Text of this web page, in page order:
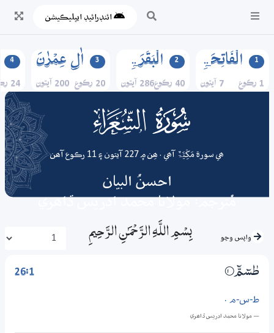
ائنڊرائيڊ ايپليڪيشن
1 الۡفَاتِحَۃِ
1 رڪوع 7 آيتون
2 الۡبَقَرَۃِ
40 رڪوع 286 آيتون
3 اٰلِ عِمۡرٰنَ
20 رڪوع 200 آيتون
4
24 رڪوع
026 surah
ھي سورة مَکِّیَّۃٌ آھي . ھِن ۾ 227 آيتون ۽ 11 رڪوع آھن
احسنُ البيان
مُترجم: مولانا محمد ادريس ڏاھري
واپس وڃو بِسْمِ اللَّـهِ الرَّحْمَـٰنِ الرَّحِيمِ
26:1 طٰسۗمّۗ 1‏۝
ط-س-م .
— مولانا محمد ادريس ڏاھري